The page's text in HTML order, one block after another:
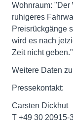
Wohnraum: "Der
ruhigeres
Preisrückgänge
wird es nach
Zeit nicht geben."
Weitere Daten
Pressekontakt:
Carsten Dickhut
T +49 30 20915-